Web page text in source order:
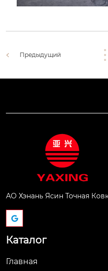
Предыдущий
АО Хэнань Ясин Точная
Каталог
Главная